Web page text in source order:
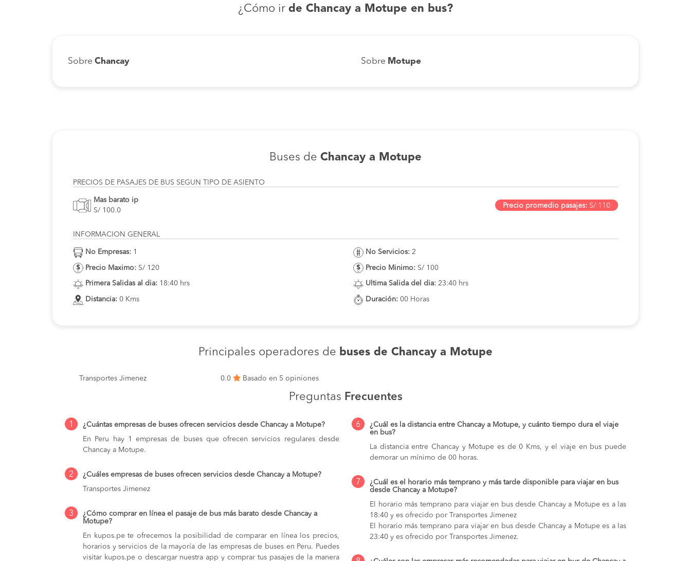
¿Cómo ir de Chancay a Motupe en bus?
Sobre Chancay Sobre Motupe
Buses de Chancay a Motupe
PRECIOS DE PASAJES DE BUS SEGUN TIPO DE ASIENTO
Mas barato ip
S/ 100.0
Precio promedio pasajes: S/ 110
INFORMACION GENERAL
No Empresas: 1
Precio Maximo: S/ 120
Primera Salidas al dia: 18:40 hrs
Distancia: 0 Kms
No Servicios: 2
Precio Minimo: S/ 100
Ultima Salida del dia: 23:40 hrs
Duración: 00 Horas
Principales operadores de buses de Chancay a Motupe
Transportes Jimenez 0.0 Basado en 5 opiniones
Preguntas Frecuentes
1
¿Cuántas empresas de buses ofrecen servicios desde Chancay a Motupe?
En Peru hay 1 empresas de buses que ofrecen servicios regulares desde
Chancay a Motupe.
2
¿Cuáles empresas de buses ofrecen servicios desde Chancay a Motupe?
Transportes Jimenez
3
¿Cómo comprar en línea el pasaje de bus más barato desde Chancay a
Motupe?
En kupos.pe te ofrecemos la posibilidad de comparar en línea los precios,
horarios y servicios de la mayoría de las empresas de buses en Peru. Puedes
visitar kupos.pe o descargar nuestra app y comprar tus pasajes de la manera
6
¿Cuál es la distancia entre Chancay a Motupe, y cuánto tiempo dura el viaje
en bus?
La distancia entre Chancay y Motupe es de 0 Kms, y el viaje en bus puede
demorar un mínimo de 00 horas.
7
¿Cuál es el horario más temprano y más tarde disponible para viajar en bus
desde Chancay a Motupe?
El horario más temprano para viajar en bus desde Chancay a Motupe es a las
18:40 y es ofrecido por Transportes Jimenez
El horario más temprano para viajar en bus desde Chancay a Motupe es a las
23:40 y es ofrecido por Transportes Jimenez.